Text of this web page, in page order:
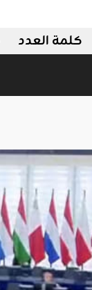
كلمة العدد